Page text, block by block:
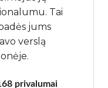
Tai
jums
verslą
privalumai